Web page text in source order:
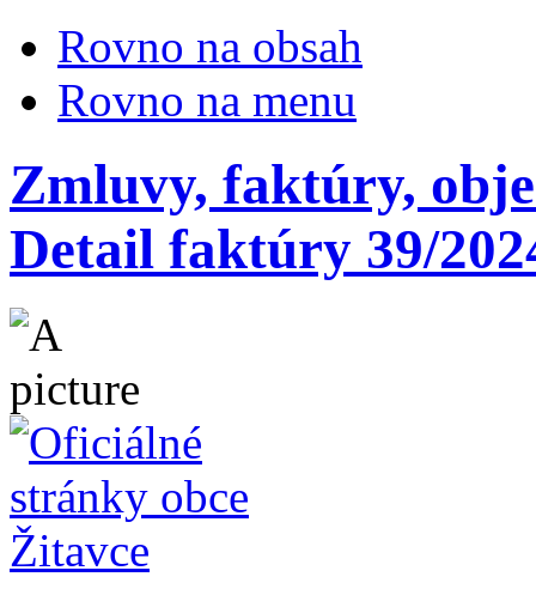
Rovno na obsah
Rovno na menu
Zmluvy, faktúry,
Detail faktúry 39/